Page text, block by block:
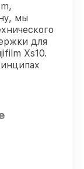
мы
для
Xs10.